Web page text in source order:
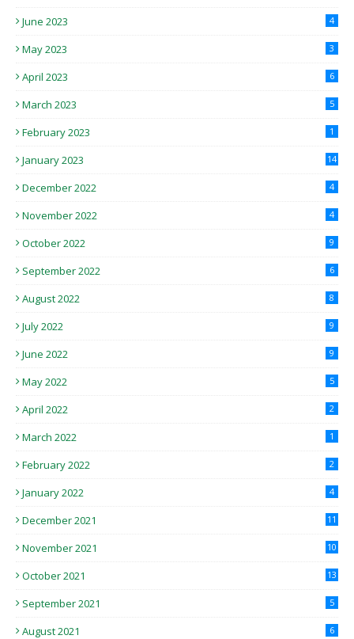
June 2023 4
May 2023 3
April 2023 6
March 2023 5
February 2023 1
January 2023 14
December 2022 4
November 2022 4
October 2022 9
September 2022 6
August 2022 8
July 2022 9
June 2022 9
May 2022 5
April 2022 2
March 2022 1
February 2022 2
January 2022 4
December 2021 11
November 2021 10
October 2021 13
September 2021 5
August 2021 6